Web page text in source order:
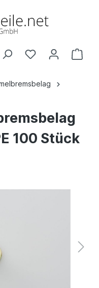
100 Stück